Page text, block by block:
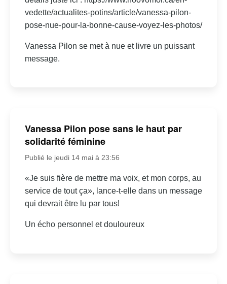
vedette/actualites-potins/article/vanessa-pilon-
pose-nue-pour-la-bonne-cause-voyez-les-photos/
Vanessa Pilon se met à nue et livre un puissant
message.
Vanessa Pilon pose sans le haut par
solidarité féminine
Publié le jeudi 14 mai à 23:56
«Je suis fière de mettre ma voix, et mon corps, au
service de tout ça», lance-t-elle dans un message
qui devrait être lu par tous!
Un écho personnel et douloureux